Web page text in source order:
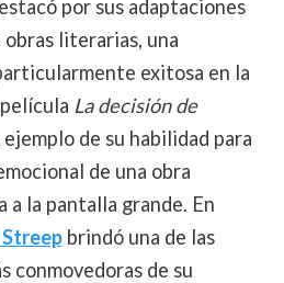
por sus adaptaciones
literarias, una
exitosa en la
La decisión de
de su habilidad para
de una obra
la pantalla grande. En
brindó una de las
conmovedoras de su